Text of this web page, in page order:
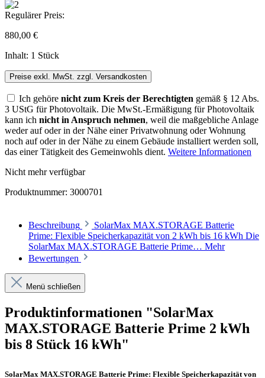
Regulärer Preis:
880,00 €
Inhalt: 1 Stück
Preise exkl. MwSt. zzgl. Versandkosten
Ich gehöre nicht zum Kreis der Berechtigten gemäß § 12 Abs.
3 UStG für Photovoltaik. Die MwSt.-Ermäßigung für Photovoltaik
kann ich nicht in Anspruch nehmen, weil die maßgebliche Anlage
weder auf oder in der Nähe einer Privatwohnung oder Wohnung
noch auf oder in der Nähe zu einem Gebäude installiert werden soll,
das einer Tätigkeit des Gemeinwohls dient. Weitere Informationen
Nicht mehr verfügbar
Produktnummer: 3000701
Beschreibung
SolarMax MAX.STORAGE Batterie
Prime: Flexible Speicherkapazität von 2 kWh bis 16 kWh Die
SolarMax MAX.STORAGE Batterie Prime… Mehr
Bewertungen
Menü schließen
Produktinformationen "SolarMax
MAX.STORAGE Batterie Prime 2 kWh
bis 8 Stück 16 kWh"
SolarMax MAX.STORAGE Batterie Prime: Flexible Speicherkapazität von